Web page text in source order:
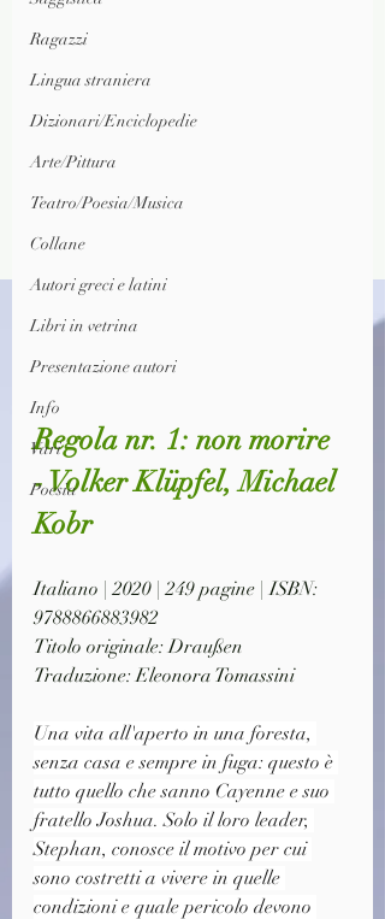
Ragazzi
Lingua straniera
Dizionari/Enciclopedie
Arte/Pittura
Teatro/Poesia/Musica
Collane
Autori greci e latini
Libri in vetrina
Presentazione autori
Info
Vari
Poesia
Regola nr. 1: non morire
- Volker Klüpfel, Michael
Kobr
Italiano | 2020 | 249 pagine | ISBN:
9788866883982
Titolo originale: Draußen
Traduzione: Eleonora Tomassini
Una vita all'aperto in una foresta,
senza casa e sempre in fuga: questo è
tutto quello che sanno Cayenne e suo
fratello Joshua. Solo il loro leader,
Stephan, conosce il motivo per cui
sono costretti a vivere in quelle
condizioni e quale pericolo devono